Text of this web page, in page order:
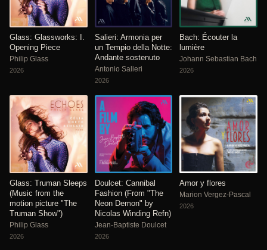
Glass: Glassworks: I.
Opening Piece
Philip Glass
2026
Salieri: Armonia per
un Tempio della Notte:
Andante sostenuto
Antonio Salieri
2026
Bach: Écouter la
lumière
Johann Sebastian Bach
2026
Glass: Truman Sleeps
(Music from the
motion picture "The
Truman Show")
Philip Glass
2026
Doulcet: Cannibal
Fashion (From "The
Neon Demon" by
Nicolas Winding Refn)
Jean-Baptiste Doulcet
2026
Amor y flores
Marion Vergez-Pascal
2026